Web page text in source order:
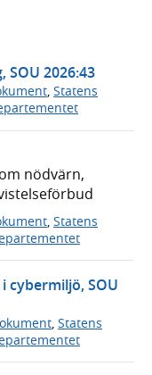
2026:43
, Statens
nödvärn,
, Statens
cybermiljö, SOU
Statens